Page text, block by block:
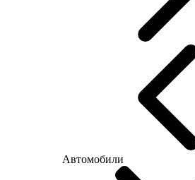
Автомобили